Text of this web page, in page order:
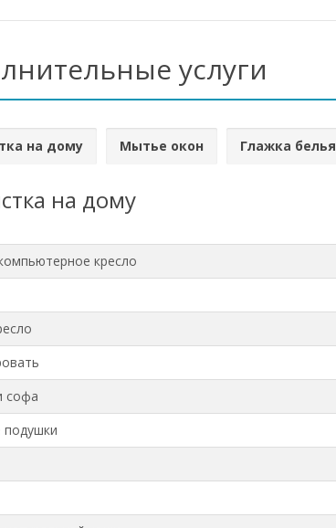
услуги
на дому Мытье окон Глажка белья
на дому
кресло
софа